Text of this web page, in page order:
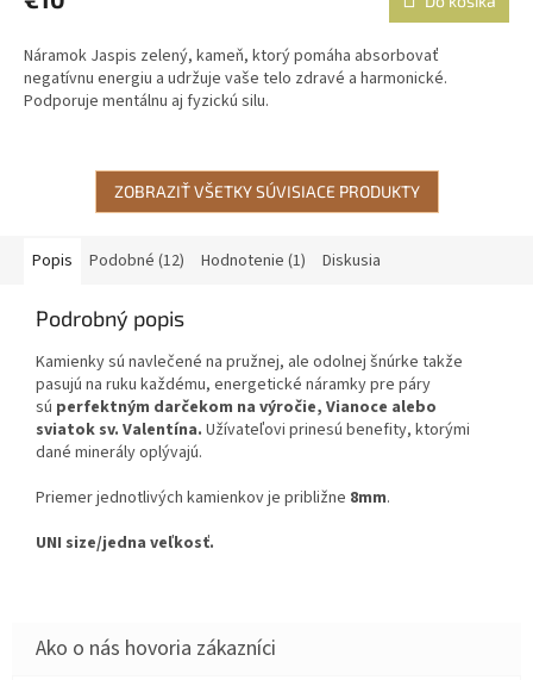
Náramok Jaspis zelený, kameň, ktorý pomáha absorbovať
negatívnu energiu a udržuje vaše telo zdravé a harmonické.
Podporuje mentálnu aj fyzickú silu.
ZOBRAZIŤ VŠETKY SÚVISIACE PRODUKTY
Popis Podobné (12) Hodnotenie (1) Diskusia
Podrobný popis
Kamienky sú navlečené na pružnej, ale odolnej šnúrke takže
pasujú na ruku každému, energetické náramky pre páry
sú perfektným darčekom na výročie, Vianoce alebo
sviatok sv. Valentína. Užívateľovi prinesú benefity, ktorými
dané minerály oplývajú.
Priemer jednotlivých kamienkov je približne 8mm.
UNI size/jedna veľkosť.